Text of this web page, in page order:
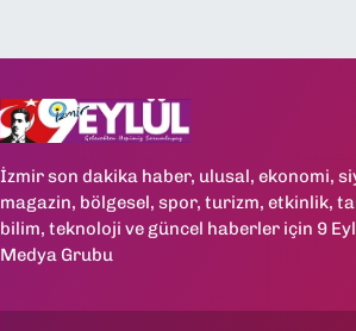
İzmir son dakika haber, ulusal, ekonomi,
magazin, bölgesel, spor, turizm, etkinlik,
bilim, teknoloji ve güncel haberler için 9
Medya Grubu